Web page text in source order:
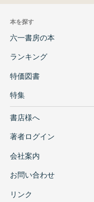
本を探す
六一書房の本
ランキング
特価図書
特集
書店様へ
著者ログイン
会社案内
お問い合わせ
リンク